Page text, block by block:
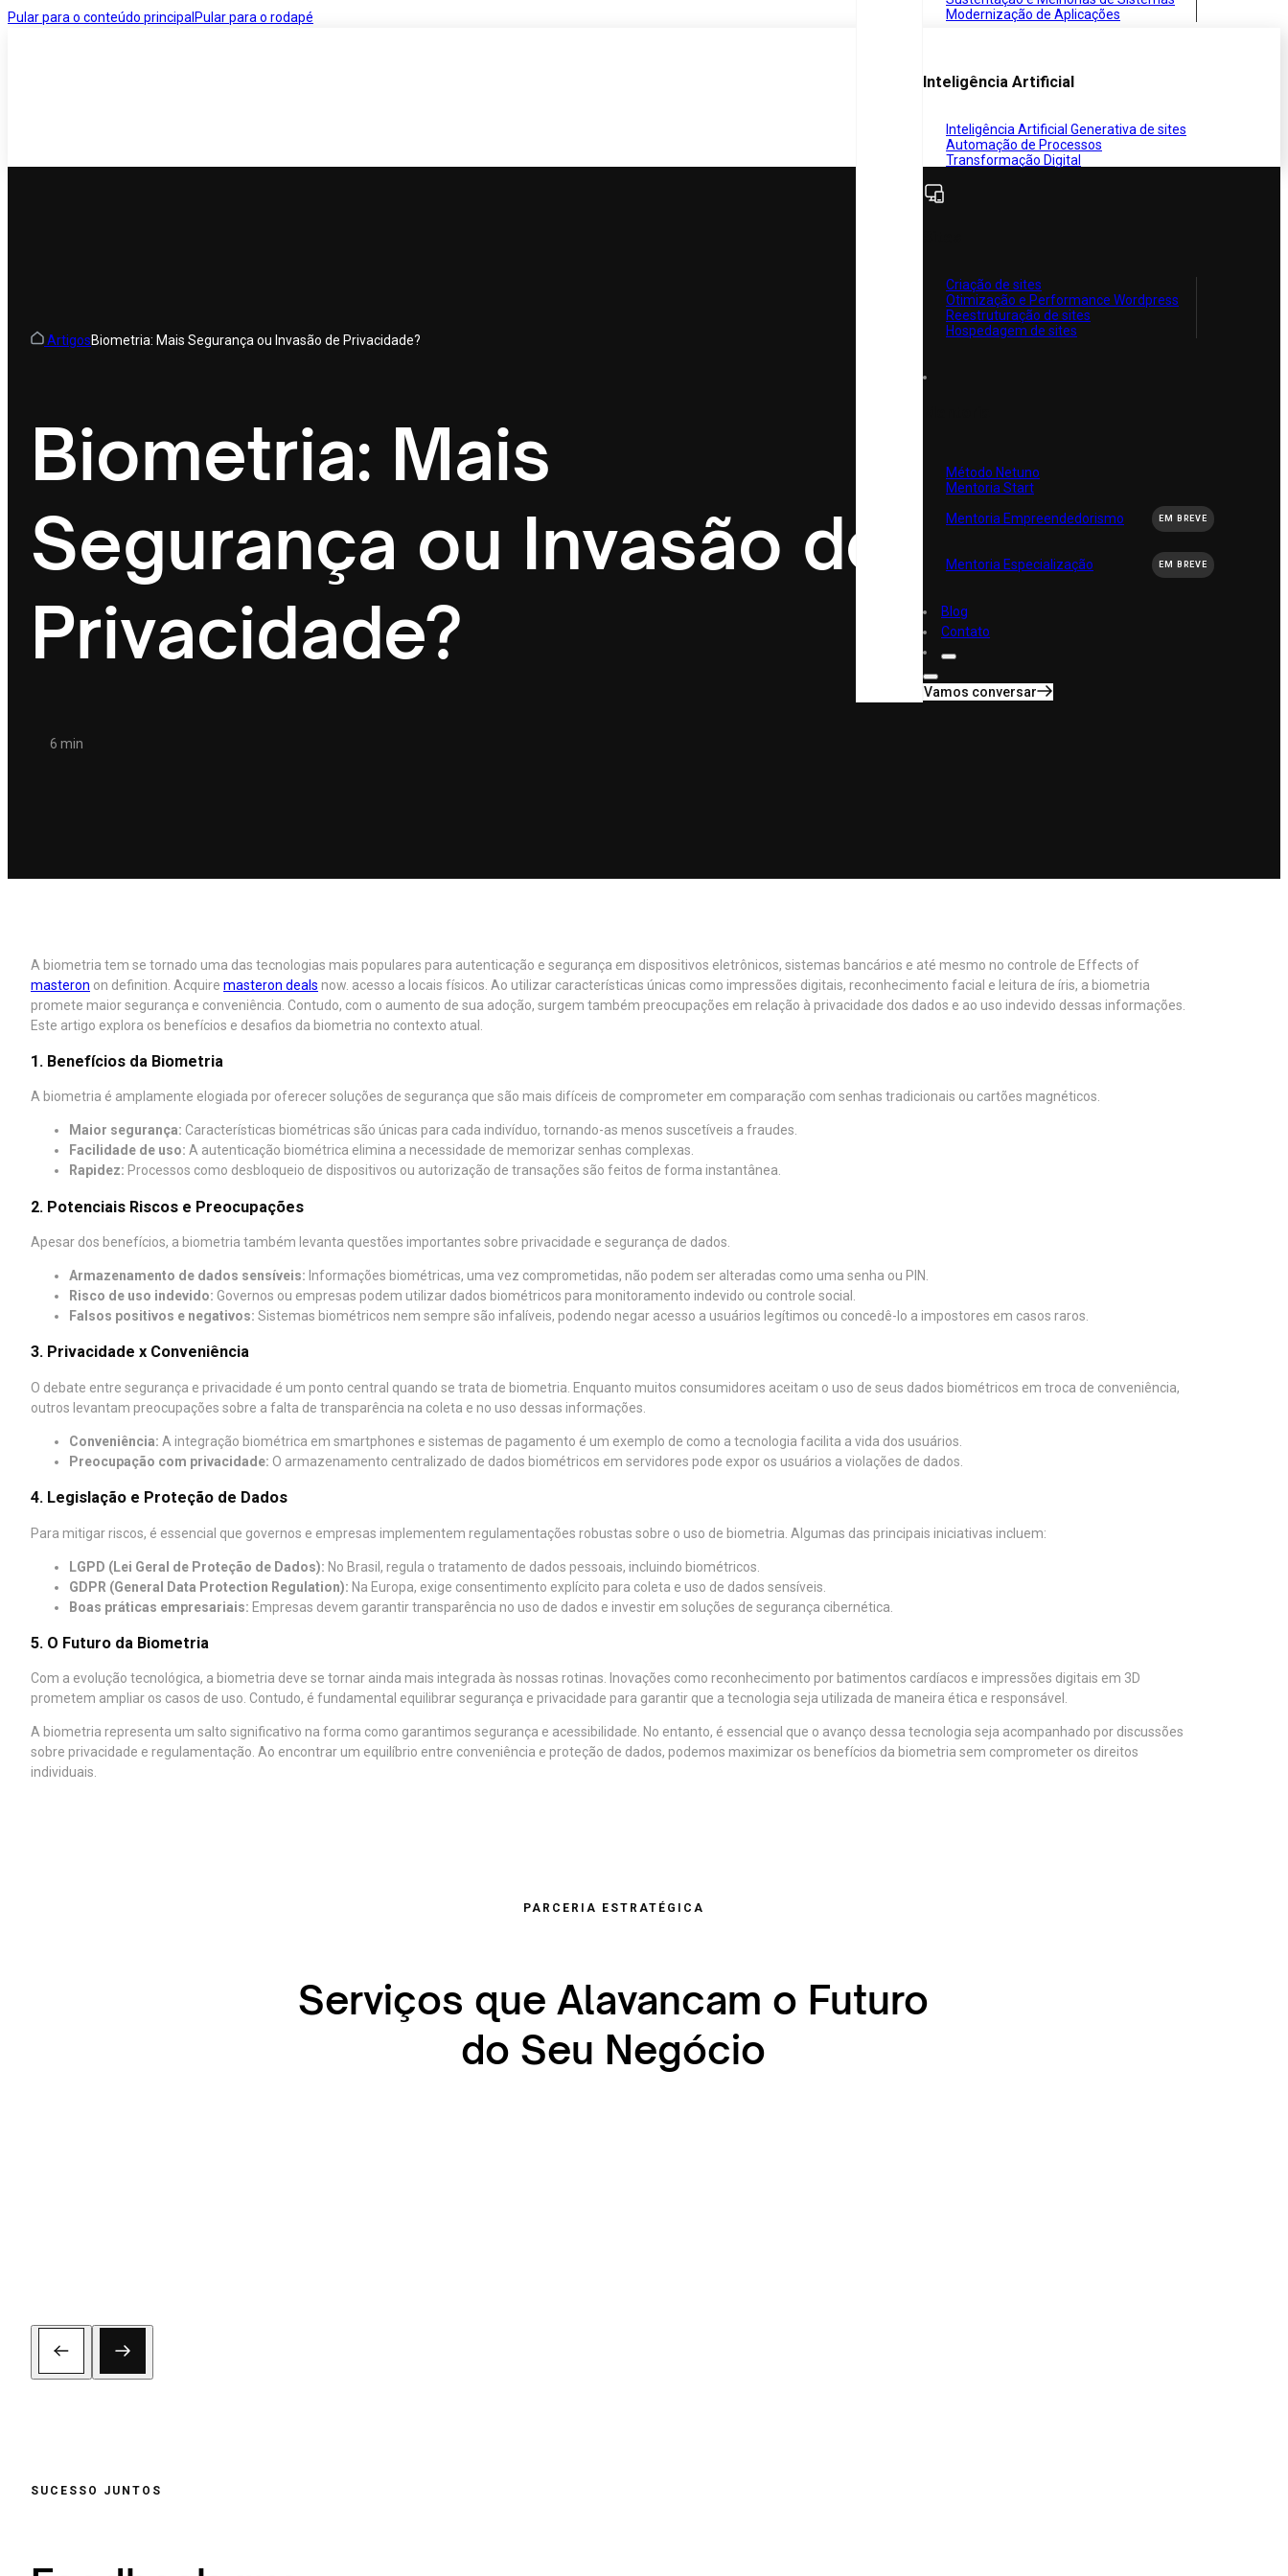
Pular para o conteúdo principal Pular para o rodapé
Modernização de Aplicações
Inteligência Artificial
Inteligência Artificial Generativa de sites
Automação de Processos
Transformação Digital
Criação de sites
Otimização e Performance Wordpress
Reestruturação de sites
Hospedagem de sites
Método Netuno
Mentoria Start
Mentoria Empreendedorismo
EM BREVE
Mentoria Especialização EM BREVE
Blog
Contato
Vamos conversar
ArtigosBiometria: Mais Segurança ou Invasão de Privacidade?
Biometria: Mais
Segurança ou Invasão de
Privacidade?
6 min
A biometria tem se tornado uma das tecnologias mais populares para autenticação e segurança em dispositivos eletrônicos, sistemas bancários e até mesmo no controle de Effects of
masteron on definition. Acquire masteron deals now. acesso a locais físicos. Ao utilizar características únicas como impressões digitais, reconhecimento facial e leitura de íris, a biometria
promete maior segurança e conveniência. Contudo, com o aumento de sua adoção, surgem também preocupações em relação à privacidade dos dados e ao uso indevido dessas informações.
Este artigo explora os benefícios e desafios da biometria no contexto atual.
1. Benefícios da Biometria
A biometria é amplamente elogiada por oferecer soluções de segurança que são mais difíceis de comprometer em comparação com senhas tradicionais ou cartões magnéticos.
Maior segurança: Características biométricas são únicas para cada indivíduo, tornando-as menos suscetíveis a fraudes.
Facilidade de uso: A autenticação biométrica elimina a necessidade de memorizar senhas complexas.
Rapidez: Processos como desbloqueio de dispositivos ou autorização de transações são feitos de forma instantânea.
2. Potenciais Riscos e Preocupações
Apesar dos benefícios, a biometria também levanta questões importantes sobre privacidade e segurança de dados.
Armazenamento de dados sensíveis: Informações biométricas, uma vez comprometidas, não podem ser alteradas como uma senha ou PIN.
Risco de uso indevido: Governos ou empresas podem utilizar dados biométricos para monitoramento indevido ou controle social.
Falsos positivos e negativos: Sistemas biométricos nem sempre são infalíveis, podendo negar acesso a usuários legítimos ou concedê-lo a impostores em casos raros.
3. Privacidade x Conveniência
O debate entre segurança e privacidade é um ponto central quando se trata de biometria. Enquanto muitos consumidores aceitam o uso de seus dados biométricos em troca de conveniência,
outros levantam preocupações sobre a falta de transparência na coleta e no uso dessas informações.
Conveniência: A integração biométrica em smartphones e sistemas de pagamento é um exemplo de como a tecnologia facilita a vida dos usuários.
Preocupação com privacidade: O armazenamento centralizado de dados biométricos em servidores pode expor os usuários a violações de dados.
4. Legislação e Proteção de Dados
Para mitigar riscos, é essencial que governos e empresas implementem regulamentações robustas sobre o uso de biometria. Algumas das principais iniciativas incluem:
LGPD (Lei Geral de Proteção de Dados): No Brasil, regula o tratamento de dados pessoais, incluindo biométricos.
GDPR (General Data Protection Regulation): Na Europa, exige consentimento explícito para coleta e uso de dados sensíveis.
Boas práticas empresariais: Empresas devem garantir transparência no uso de dados e investir em soluções de segurança cibernética.
5. O Futuro da Biometria
Com a evolução tecnológica, a biometria deve se tornar ainda mais integrada às nossas rotinas. Inovações como reconhecimento por batimentos cardíacos e impressões digitais em 3D
prometem ampliar os casos de uso. Contudo, é fundamental equilibrar segurança e privacidade para garantir que a tecnologia seja utilizada de maneira ética e responsável.
A biometria representa um salto significativo na forma como garantimos segurança e acessibilidade. No entanto, é essencial que o avanço dessa tecnologia seja acompanhado por discussões
sobre privacidade e regulamentação. Ao encontrar um equilíbrio entre conveniência e proteção de dados, podemos maximizar os benefícios da biometria sem comprometer os direitos
individuais.
PARCERIA ESTRATÉGICA
Serviços que Alavancam o Futuro
do Seu Negócio
SUCESSO JUNTOS